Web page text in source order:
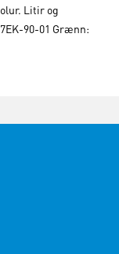
Litir og
90-01 Grænn: